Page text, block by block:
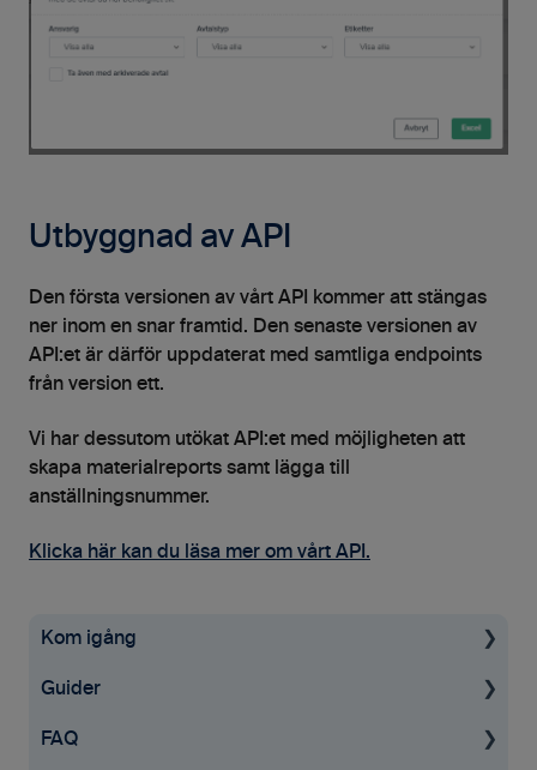
Utbyggnad av API
Den första versionen av vårt API kommer att stängas
ner inom en snar framtid. Den senaste versionen av
API:et är därför uppdaterat med samtliga endpoints
från version ett.
Vi har dessutom utökat API:et med möjligheten att
skapa materialreports samt lägga till
anställningsnummer.
Klicka här kan du läsa mer om vårt API.
Kom igång
Uppstartsguide
Grundinställningar
Guider
För administratörer
FAQ